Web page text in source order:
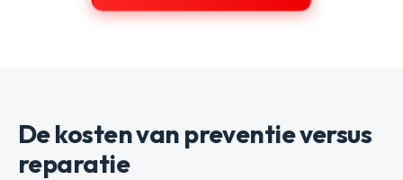
De kosten van preventie versus
reparatie